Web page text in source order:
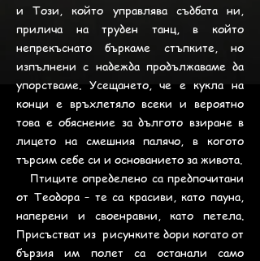
и Този, който управлява съдбата ни,
прилича на труден танц, в който
непрекъснато бъркаме стъпките, но
изпълнени с надежда продължаваме да
упорстваме. Усещането, че е кукла на
конци е връхлетяло всеки и вероятно
това е обяснение за дългото взиране в
лицето на смешния палячо, в когото
търсим себе си и основанието за живота.
Птиците определено са предпочитани
от Теодора – те са красиви, като пауна,
наперени и своенравни, като петела.
Присъстват из рисунките дори когато от
бързия им полет са останали само